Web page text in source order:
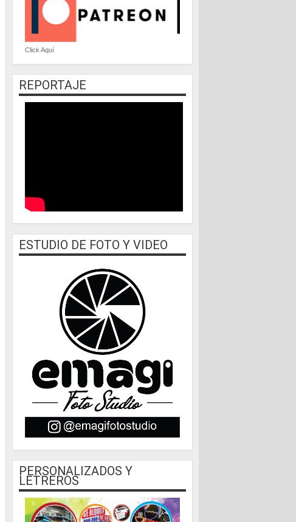
Click Aquí
REPORTAJE
ESTUDIO DE FOTO Y VIDEO
PERSONALIZADOS Y
LETREROS